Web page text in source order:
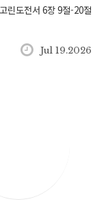
돌리라
고린도전서 6장 9절-20절
Jul 19.2026